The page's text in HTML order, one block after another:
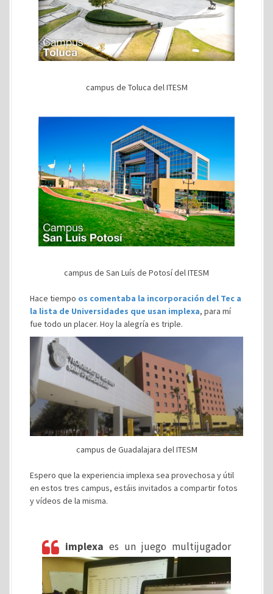
campus de Toluca del ITESM
campus de San Luís de Potosí del ITESM
Hace tiempo os comentaba la incorporación del Tec a
la lista de Universidades que usan implexa, para mí
fue todo un placer. Hoy la alegría es triple.
campus de Guadalajara del ITESM
Espero que la experiencia implexa sea provechosa y útil
en estos tres campus, estáis invitados a compartir fotos
y vídeos de la misma.
implexa es un juego multijugador